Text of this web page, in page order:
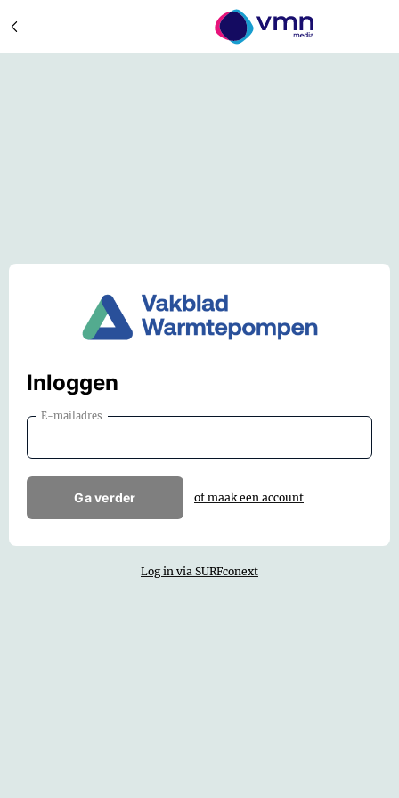
Inloggen
E-mailadres
Ga verder of maak een account
Log in via SURFconext